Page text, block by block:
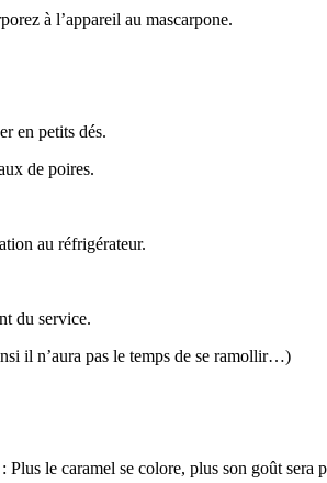
à l’appareil au mascarpone.
en petits dés.
de poires.
au réfrigérateur.
du service.
il n’aura pas le temps de se ramollir…)
Plus le caramel se colore, plus son goût